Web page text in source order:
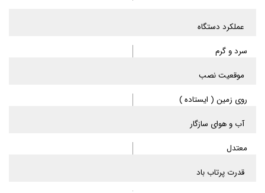
عملکرد دستگاه
سرد و گرم
موقعیت نصب
روی زمین ( ایستاده )
آب و هوای سازگار
معتدل
قدرت پرتاب باد